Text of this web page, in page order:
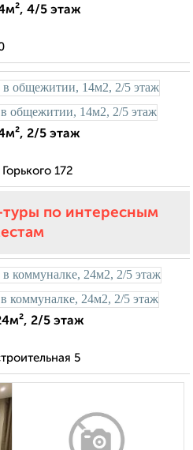
4/5 этаж
2/5 этаж
172
туры по интересным
2/5 этаж
5